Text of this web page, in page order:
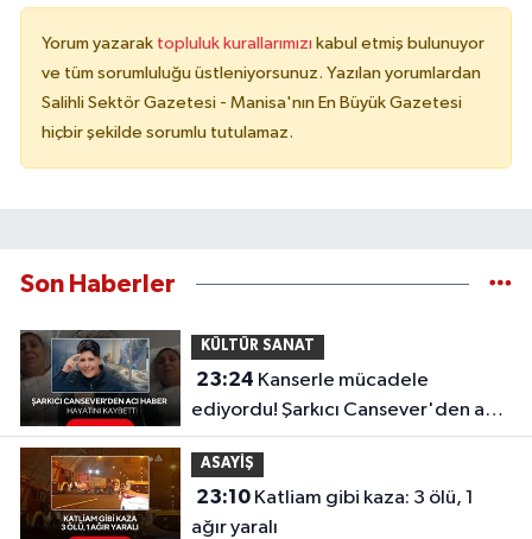
Yorum yazarak topluluk kurallarımızı kabul etmiş bulunuyor
ve tüm sorumluluğu üstleniyorsunuz. Yazılan yorumlardan
Salihli Sektör Gazetesi - Manisa'nın En Büyük Gazetesi
hiçbir şekilde sorumlu tutulamaz.
Son Haberler
KÜLTÜR SANAT
23:24
ediyordu! Şarkıcı Cansever'den acı
haber, hayatını kaybetti
ASAYİŞ
23:10Katliam gibi kaza: 3 ölü, 1
ağır yaralı